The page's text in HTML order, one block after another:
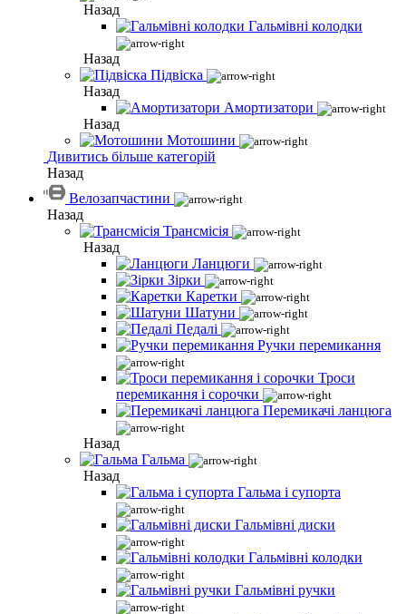
Назад
Гальмівні колодки
Назад
Підвіска
Назад
Амортизатори
Назад
Мотошини
Дивитись більше категорій
Назад
Велозапчастини
Назад
Трансмісія
Назад
Ланцюги
Зірки
Каретки
Шатуни
Педалі
Ручки перемикання
Троси
перемикання і сорочки
Перемикачі ланцюга
Назад
Гальма
Назад
Гальма і супорта
Гальмівні диски
Гальмівні колодки
Гальмівні ручки